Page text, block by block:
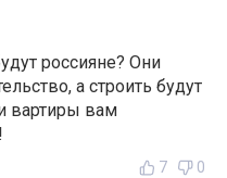
россияне? Они
а строить будут
вартиры вам
7 0